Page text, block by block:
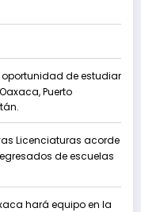
oportunidad de estudiar
Puerto
Licenciaturas acorde
de escuelas
hará equipo en la